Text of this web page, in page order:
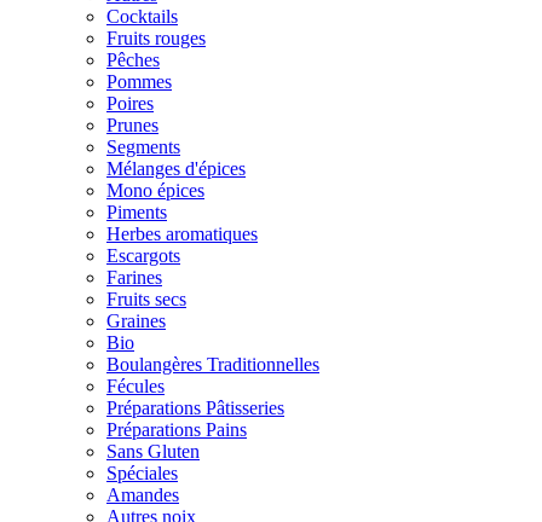
Cocktails
Fruits rouges
Pêches
Pommes
Poires
Prunes
Segments
Mélanges d'épices
Mono épices
Piments
Herbes aromatiques
Escargots
Farines
Fruits secs
Graines
Bio
Boulangères Traditionnelles
Fécules
Préparations Pâtisseries
Préparations Pains
Sans Gluten
Spéciales
Amandes
Autres noix